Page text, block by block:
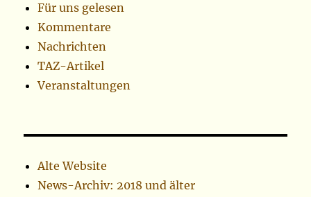
Für uns gelesen
Kommentare
Nachrichten
TAZ-Artikel
Veranstaltungen
Alte Website
News-Archiv: 2018 und älter